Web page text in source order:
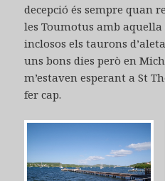
decepció és sempre quan
les Toumotus amb
inclosos els taurons
uns bons dies però en
m’estaven esperant a St
fer cap.